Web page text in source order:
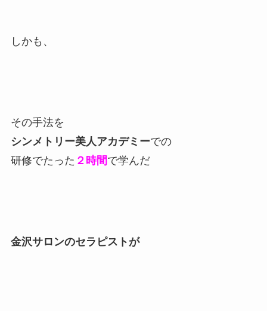
しかも、
その手法を
シンメトリー美人アカデミーでの
研修でたった ２時間で学んだ
金沢サロンのセラピストが